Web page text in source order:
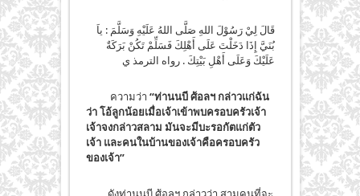
قَالَ لِيْ رَسُوْلَ اللهِ صَلَّى اللهُ عَلَيْهِ وَسَلَّمَ : ياَ
بُنَيَّ إِذَا دَخَلْتَ عَلَى أَهْلِكَ فَسَلِّمْ تَكُنْ بَرَكَةٌ
عَلَيْكَ وَعَلَى أَهْلِ بَيْتِكَ . رواه الترمذ ي
ความว่า “ท่านนบี ศ้อลฯ กล่าวแก่ฉัน
ว่า โอ้ลูกน้อยเมื่อเจ้าเข้าพบครอบครัวเจ้า
เจ้าจงกล่าวสลาม มันจะมีบะรอกัตแก่ตัว
เจ้า และคนในบ้านของเจ้าคือครอบครัว
ของเจ้า”